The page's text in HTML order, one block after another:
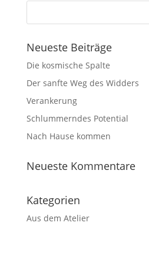
Neueste Beiträge
Die kosmische Spalte
Der sanfte Weg des Widders
Verankerung
Schlummerndes Potential
Nach Hause kommen
Neueste Kommentare
Kategorien
Aus dem Atelier